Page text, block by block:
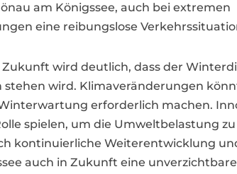
am Königssee, auch bei extremen
eine reibungslose
wird deutlich, dass der
stehen wird. Klimaveränderungen
erforderlich machen.
spielen, um die Umweltbelastung
kontinuierliche Weiterentwicklung
auch in Zukunft eine